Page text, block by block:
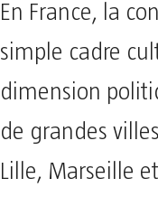
En France, la
simple cadre
dimension
de grandes
Lille, Marseille